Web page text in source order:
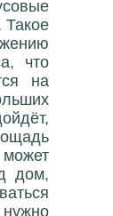
Такое
что
на
дом,